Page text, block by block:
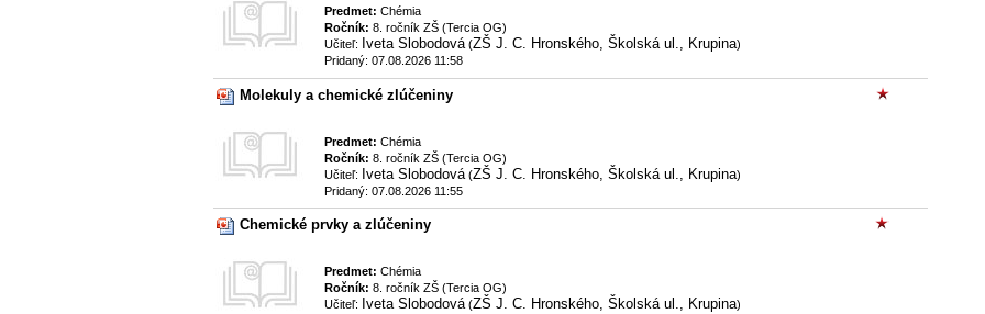
Predmet: Chémia
Ročník: 8. ročník ZŠ (Tercia OG)
Učiteľ:
Iveta Slobodová (ZŠ J. C. Hronského, Školská ul., Krupina)
Pridaný: 07.08.2026 11:58
Molekuly a chemické zlúčeniny
Predmet: Chémia
Ročník: 8. ročník ZŠ (Tercia OG)
Učiteľ: Iveta Slobodová (ZŠ J. C. Hronského, Školská ul., Krupina)
Pridaný: 07.08.2026 11:55
Chemické prvky a zlúčeniny
Predmet: Chémia
Ročník: 8. ročník ZŠ (Tercia OG)
Učiteľ:
Iveta Slobodová (ZŠ J. C. Hronského, Školská ul., Krupina)